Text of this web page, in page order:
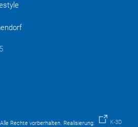
Rechte vorberhalten. Realisierung: K-3D